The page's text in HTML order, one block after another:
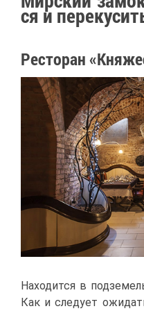
ся и
Ре­сто­ран
На­хо­дит­ся в
Как и сле­ду­ет